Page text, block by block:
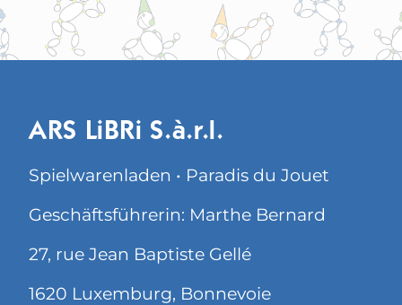
ARS LiBRi S.à.r.l.
Spielwarenladen • Paradis du Jouet
Geschäftsführerin: Marthe Bernard
27, rue Jean Baptiste Gellé
1620 Luxemburg, Bonnevoie